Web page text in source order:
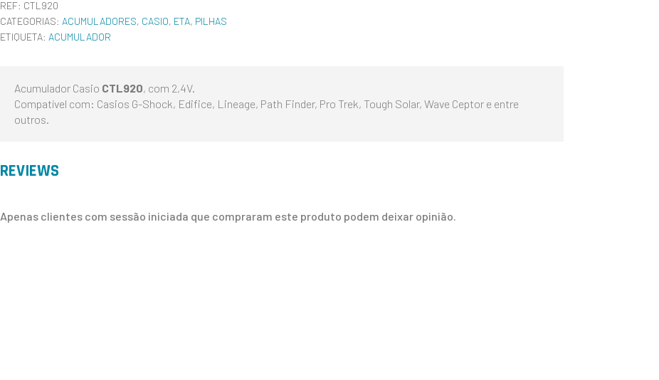
REF: CTL920
CATEGORIAS: ACUMULADORES, CASIO, ETA, PILHAS
ETIQUETA: ACUMULADOR
Acumulador Casio CTL920, com 2,4V.
Compatível com: Casios G-Shock, Edifice, Lineage, Path Finder, Pro Trek, Tough Solar, Wave Ceptor e entre
outros.
REVIEWS
Apenas clientes com sessão iniciada que compraram este produto podem deixar opinião.